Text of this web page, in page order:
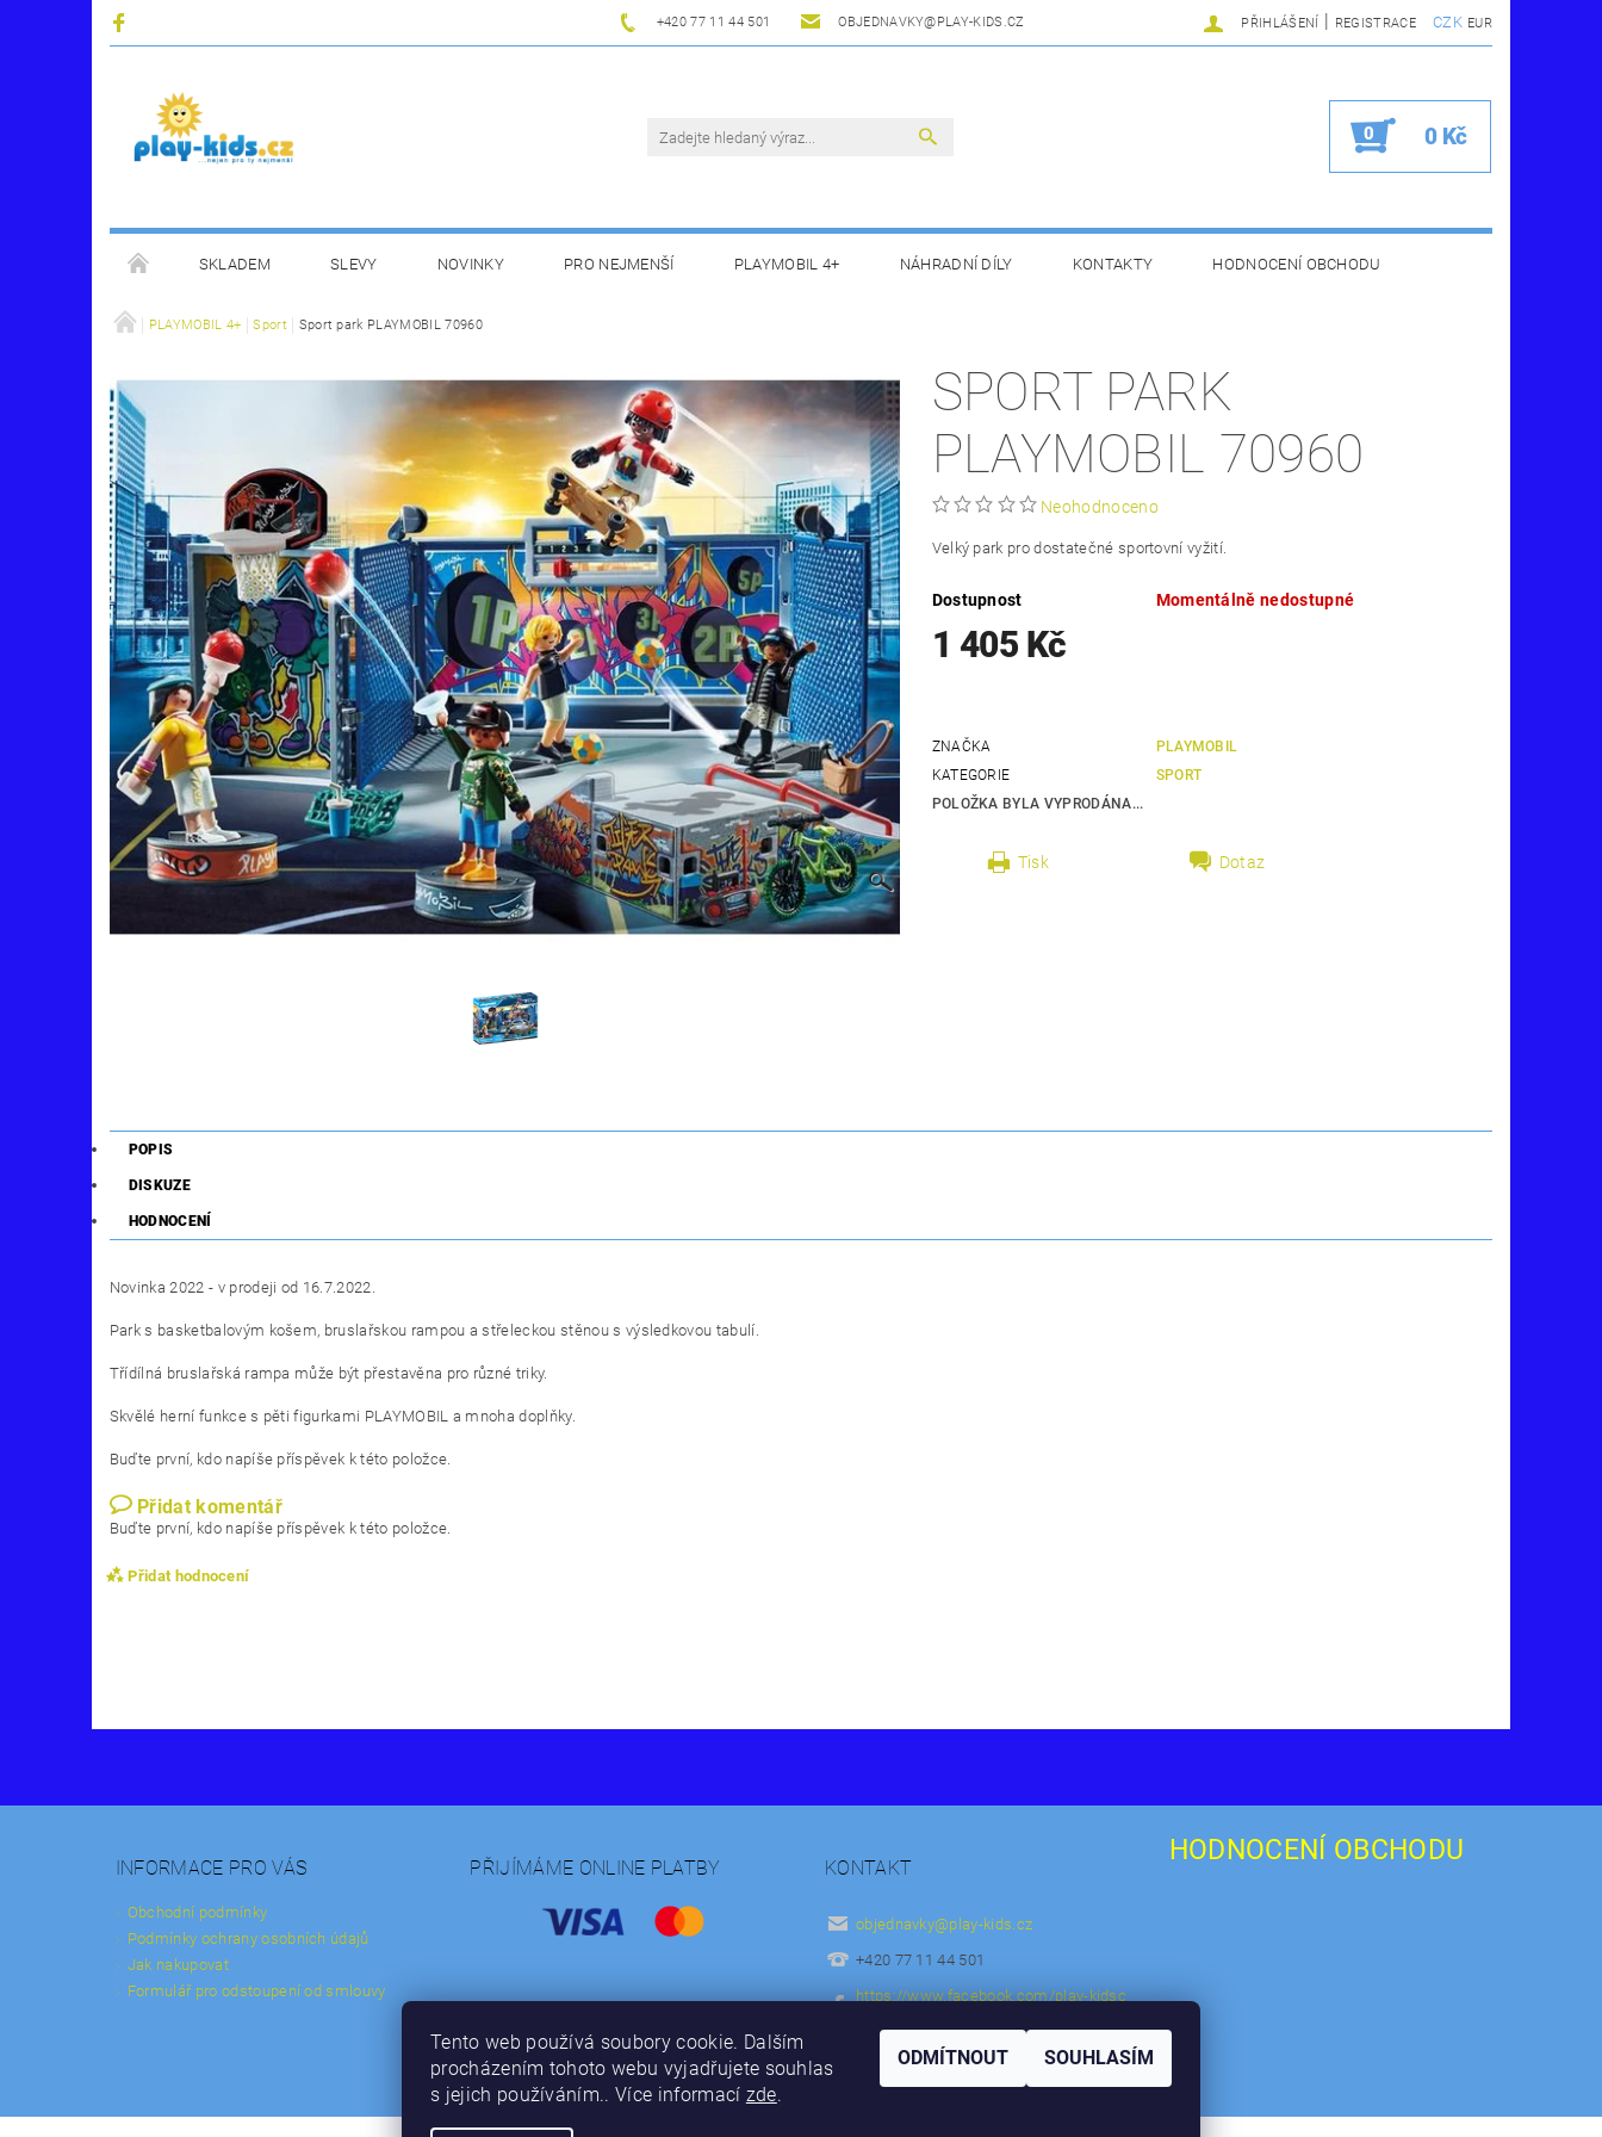
+420 77 11 44 501 OBJEDNAVKY@PLAY-KIDS.CZ CZK EUR
PŘIHLÁŠENÍ | REGISTRACE
0 0 Kč
SKLADEM SLEVY NOVINKY PRO NEJMENŠÍ PLAYMOBIL 4+ NÁHRADNÍ DÍLY KONTAKTY HODNOCENÍ OBCHODU
PLAYMOBIL 4+ Sport Sport park PLAYMOBIL 70960
SPORT PARK
PLAYMOBIL 70960
Neohodnoceno
Velký park pro dostatečné sportovní vyžití.
Dostupnost Momentálně nedostupné
1 405 Kč
ZNAČKA
PLAYMOBIL
KATEGORIE
SPORT
POLOŽKA BYLA VYPRODÁNA...
Tisk Dotaz
POPIS
DISKUZE
HODNOCENÍ
Novinka 2022 - v prodeji od 16.7.2022.
Park s basketbalovým košem, bruslařskou rampou a střeleckou stěnou s výsledkovou tabulí.
Třídílná bruslařská rampa může být přestavěna pro různé triky.
Skvělé herní funkce s pěti figurkami PLAYMOBIL a mnoha doplňky.
Buďte první, kdo napíše příspěvek k této položce.
Přidat komentář
Buďte první, kdo napíše příspěvek k této položce.
Přidat hodnocení
INFORMACE PRO VÁS
Obchodní podmínky
Podmínky ochrany osobních údajů
Jak nakupovat
Formulář pro odstoupení od smlouvy
PŘIJÍMÁME ONLINE PLATBY KONTAKT
objednavky@play-kids.cz
+420 77 11 44 501
https://www.facebook.com/play-kidsc
play.kids.cz
HODNOCENÍ OBCHODU
Tento web používá soubory cookie. Dalším
procházením tohoto webu vyjadřujete souhlas
s jejich používáním.. Více informací zde.
ODMÍTNOUT SOUHLASÍM